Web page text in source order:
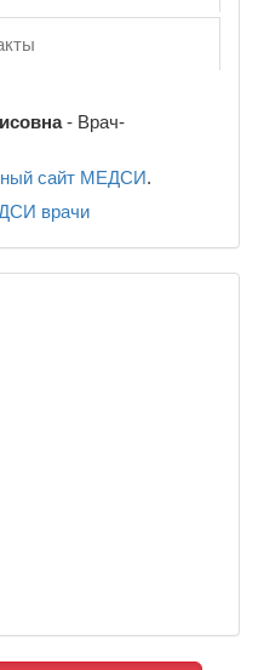
- Врач-
сайт МЕДСИ.
врачи